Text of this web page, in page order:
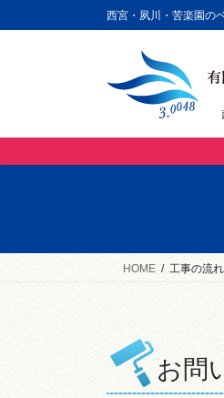
ン
移
動
ビ
ン
に
西宮・夙川・苦楽園の
HOME 工事の流れ
お問